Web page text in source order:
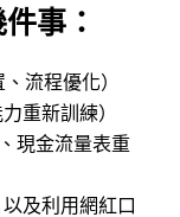
事：
流程優化）
重新訓練）
現金流量表重
及利用網紅口